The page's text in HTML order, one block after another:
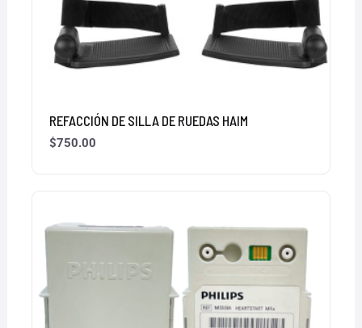
REFACCIÓN DE SILLA DE RUEDAS HAIM
$750.00